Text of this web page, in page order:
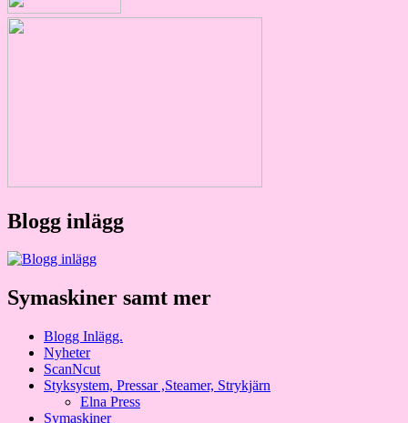
Blogg inlägg
Symaskiner samt mer
Blogg Inlägg.
Nyheter
ScanNcut
Styksystem, Pressar ,Steamer, Strykjärn
Elna Press
Symaskiner